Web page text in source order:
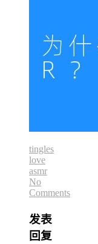
tingles
love
asmr
No
Comments
发表
回复